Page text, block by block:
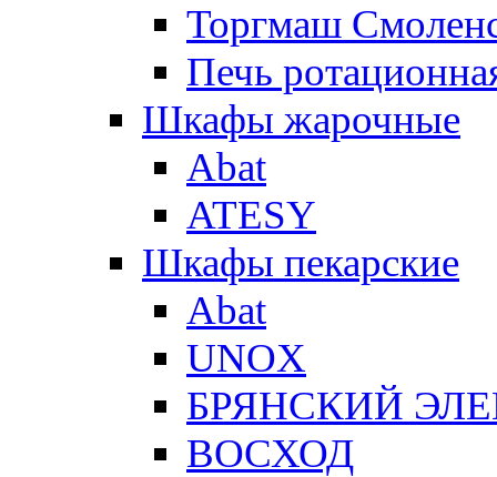
Торгмаш
Печь
Шкафы жарочные
Abat
ATESY
Шкафы пекарские
Abat
UNOX
БРЯНСКИЙ
ВОСХОД